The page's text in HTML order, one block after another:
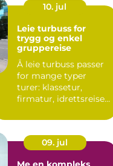
10. jul
Leie turbuss for
trygg og enkel
gruppereise
Å leie turbuss passer
for mange typer
turer: klassetur,
firmatur, idrettsreise,
09. jul